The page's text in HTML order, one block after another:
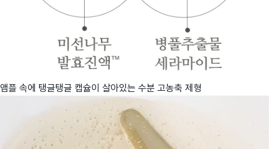
앰플 속에 탱글탱글 캡슐이 살아있는 수분 고농축 제형